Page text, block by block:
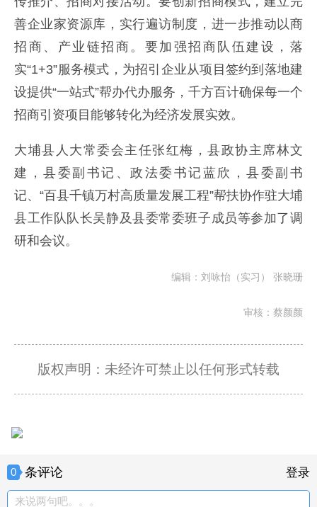
善企业家资源库，实行遍访制度，进一步推动以商
招商、产业链招商。要加强招商队伍建设，落
实“1+3”服务模式，为招引企业从项目签约到落地建
设提供“一站式”帮办代办服务，千方百计确保每一个
招商引资项目能够转化为经济发展实效。
大埔县人大常委会主任张红梅，县政协主席林文
建，县委副书记、政法委书记蓝欣，县委副书
记、“百县千镇万村高质量发展工程”帮扶协作驻大埔
县工作队队长吴静及县委常委班子成员等参加了调
研和会议。
编辑：刘咏怡 （实习） 张晓珊
审核：蔡颜颜
版权声明：未经许可禁止以任何形式转载
0 条评论 登录
来说两句吧。。。